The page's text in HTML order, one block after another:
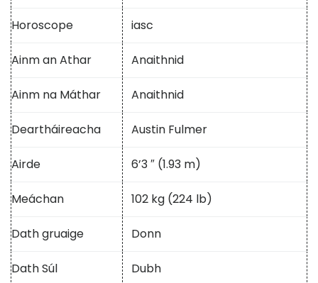
Horoscope iasc
Ainm an Athar Anaithnid
Ainm na Máthar Anaithnid
Deartháireacha Austin Fulmer
Airde 6’3 ″ (1.93 m)
Meáchan 102 kg (224 lb)
Dath gruaige Donn
Dath Súl Dubh